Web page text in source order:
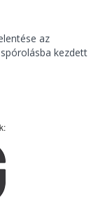
az
kezdett